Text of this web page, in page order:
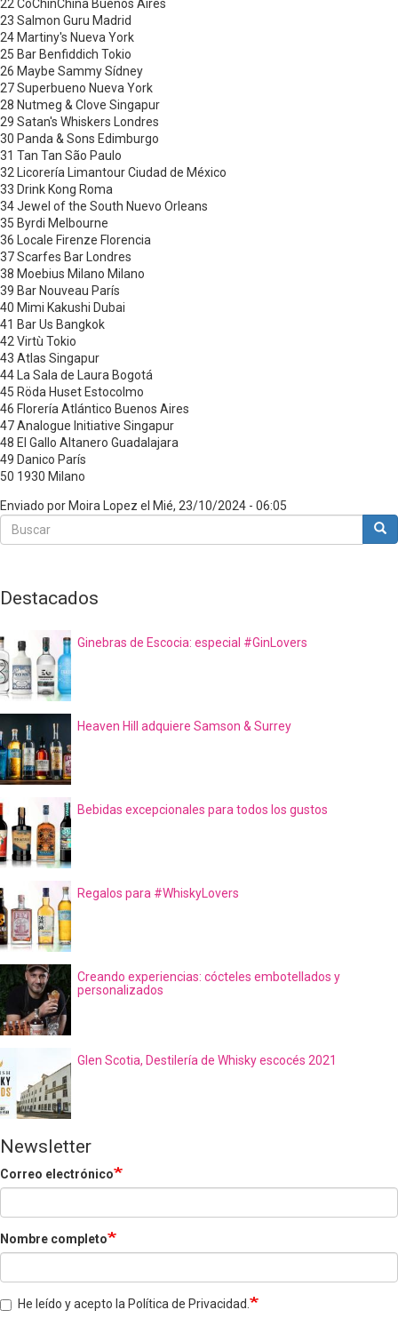
22 CoChinChina Buenos Aires
23 Salmon Guru Madrid
24 Martiny's Nueva York
25 Bar Benfiddich Tokio
26 Maybe Sammy Sídney
27 Superbueno Nueva York
28 Nutmeg & Clove Singapur
29 Satan's Whiskers Londres
30 Panda & Sons Edimburgo
31 Tan Tan São Paulo
32 Licorería Limantour Ciudad de México
33 Drink Kong Roma
34 Jewel of the South Nuevo Orleans
35 Byrdi Melbourne
36 Locale Firenze Florencia
37 Scarfes Bar Londres
38 Moebius Milano Milano
39 Bar Nouveau París
40 Mimi Kakushi Dubai
41 Bar Us Bangkok
42 Virtù Tokio
43 Atlas Singapur
44 La Sala de Laura Bogotá
45 Röda Huset Estocolmo
46 Florería Atlántico Buenos Aires
47 Analogue Initiative Singapur
48 El Gallo Altanero Guadalajara
49 Danico París
50 1930 Milano
Enviado por Moira Lopez el Mié, 23/10/2024 - 06:05
Buscar
Buscar
Destacados
Ginebras de Escocia: especial #GinLovers
Heaven Hill adquiere Samson & Surrey
Bebidas excepcionales para todos los gustos
Regalos para #WhiskyLovers
Creando experiencias: cócteles embotellados y
personalizados
Glen Scotia, Destilería de Whisky escocés 2021
Newsletter
Correo electrónico
Nombre completo
He leído y acepto la Política de Privacidad.